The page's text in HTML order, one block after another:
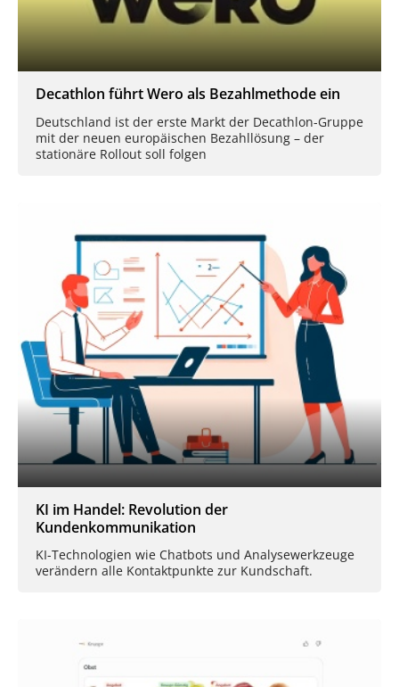
Decathlon führt Wero als Bezahlmethode ein
Deutschland ist der erste Markt der Decathlon-Gruppe
mit der neuen europäischen Bezahllösung – der
stationäre Rollout soll folgen
KI im Handel: Revolution der
Kundenkommunikation
KI-Technologien wie Chatbots und Analysewerkzeuge
verändern alle Kontaktpunkte zur Kundschaft.